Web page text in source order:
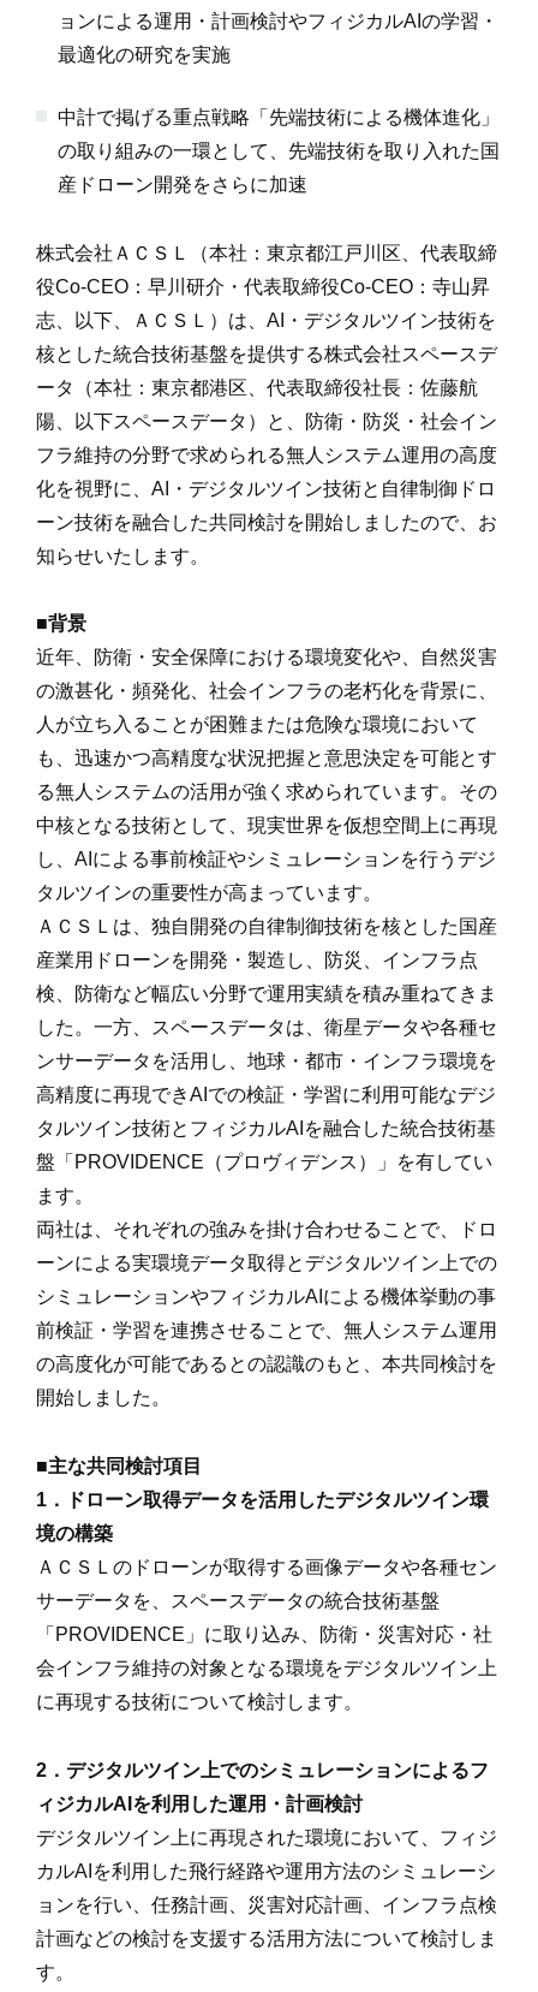
ョンによる運用・計画検討やフィジカルAIの学習・
最適化の研究を実施
中計で掲げる重点戦略「先端技術による機体進化」
の取り組みの一環として、先端技術を取り入れた国
産ドローン開発をさらに加速
株式会社ＡＣＳＬ（本社：東京都江戸川区、代表取締
役Co-CEO：早川研介・代表取締役Co-CEO：寺山昇
志、以下、ＡＣＳＬ）は、AI・デジタルツイン技術を
核とした統合技術基盤を提供する株式会社スペースデ
ータ（本社：東京都港区、代表取締役社長：佐藤航
陽、以下スペースデータ）と、防衛・防災・社会イン
フラ維持の分野で求められる無人システム運用の高度
化を視野に、AI・デジタルツイン技術と自律制御ドロ
ーン技術を融合した共同検討を開始しましたので、お
知らせいたします。
■背景
近年、防衛・安全保障における環境変化や、自然災害
の激甚化・頻発化、社会インフラの老朽化を背景に、
人が立ち入ることが困難または危険な環境において
も、迅速かつ高精度な状況把握と意思決定を可能とす
る無人システムの活用が強く求められています。その
中核となる技術として、現実世界を仮想空間上に再現
し、AIによる事前検証やシミュレーションを行うデジ
タルツインの重要性が高まっています。
ＡＣＳＬは、独自開発の自律制御技術を核とした国産
産業用ドローンを開発・製造し、防災、インフラ点
検、防衛など幅広い分野で運用実績を積み重ねてきま
した。一方、スペースデータは、衛星データや各種セ
ンサーデータを活用し、地球・都市・インフラ環境を
高精度に再現できAIでの検証・学習に利用可能なデジ
タルツイン技術とフィジカルAIを融合した統合技術基
盤「PROVIDENCE（プロヴィデンス）」を有してい
ます。
両社は、それぞれの強みを掛け合わせることで、ドロ
ーンによる実環境データ取得とデジタルツイン上での
シミュレーションやフィジカルAIによる機体挙動の事
前検証・学習を連携させることで、無人システム運用
の高度化が可能であるとの認識のもと、本共同検討を
開始しました。
■主な共同検討項目
1．ドローン取得データを活用したデジタルツイン環
境の構築
ＡＣＳＬのドローンが取得する画像データや各種セン
サーデータを、スペースデータの統合技術基盤
「PROVIDENCE」に取り込み、防衛・災害対応・社
会インフラ維持の対象となる環境をデジタルツイン上
に再現する技術について検討します。
2．デジタルツイン上でのシミュレーションによるフ
ィジカルAIを利用した運用・計画検討
デジタルツイン上に再現された環境において、フィジ
カルAIを利用した飛行経路や運用方法のシミュレーシ
ョンを行い、任務計画、災害対応計画、インフラ点検
計画などの検討を支援する活用方法について検討しま
す。